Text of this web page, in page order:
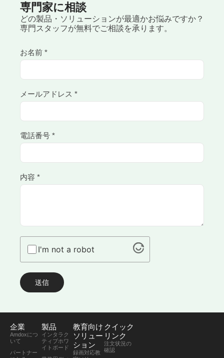
専門家に相談
どの製品・ソリューションが最適かお悩みですか？
専門スタッフが無料でご相談を承ります。
お名前 *
メールアドレス *
電話番号 *
内容 *
I'm not a robot
送信
企業
Amdoxにつ
いて
パートナー
製品
インタラク
ティブホワ
イトボード
教育向け
ソリュー
ション
録画対応教
クイック
リンク
注文状況の
確認